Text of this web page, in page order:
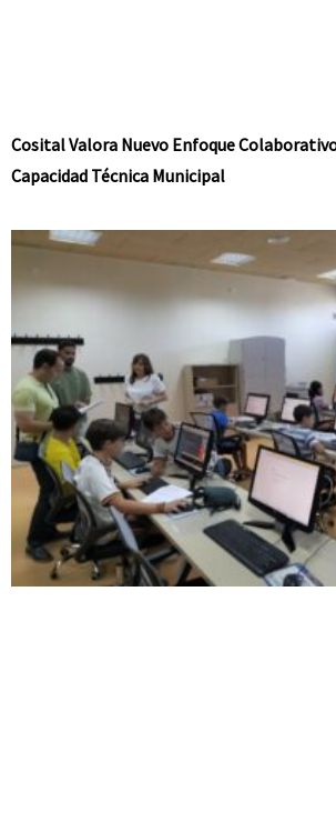
Cosital Valora Nuevo Enfoque
Capacidad Técnica Municipal